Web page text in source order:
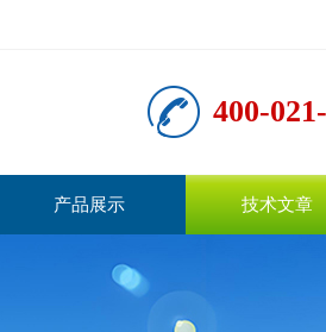
400-
产品展示 技术文章